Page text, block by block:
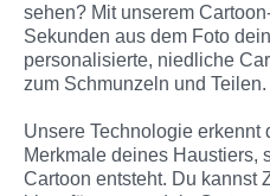
sehen? Mit unserem
Sekunden aus dem Foto
personalisierte, niedliche
zum Schmunzeln und Teilen.
Unsere Technologie erkennt
Merkmale deines Haustiers,
Cartoon entsteht. Du kannst